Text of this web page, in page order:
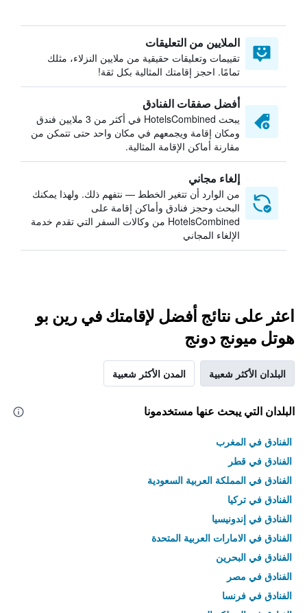
الملايين من التعليقات
تقييمات وتعليقات حقيقية من ملايين النزلاء، مثلك
تمامًا. احجز إقامتك المثالية بكل ثقة!
أفضل صفقات الفنادق
يبحث HotelsCombined في أكثر من 3 ملايين فندق
ومكان إقامة ويجمعهم في مكان واحد حتى تتمكن من
مقارنة أماكن الإقامة المثالية.
إلغاء مجاني
من الوارد أن تتغير الخطط — نتفهم ذلك. ولهذا يمكنك
البحث وحجز فنادق وأماكن إقامة على
HotelsCombined من وكالات السفر التي تقدم خدمة
الإلغاء المجاني
اعثر على نتائج أفضل لإقامتك في رين بو
هوتل ميونج دونج
البلدان الأكثر شعبية المدن الأكثر شعبية
البلدان التي يبحث عنها مستخدمونا
الفنادق في المغرب
الفنادق في قطر
الفنادق في المملكة العربية السعودية
الفنادق في تركيا
الفنادق في إندونيسيا
الفنادق في الامارات العربية المتحدة
الفنادق في البحرين
الفنادق في مصر
الفنادق في فرنسا